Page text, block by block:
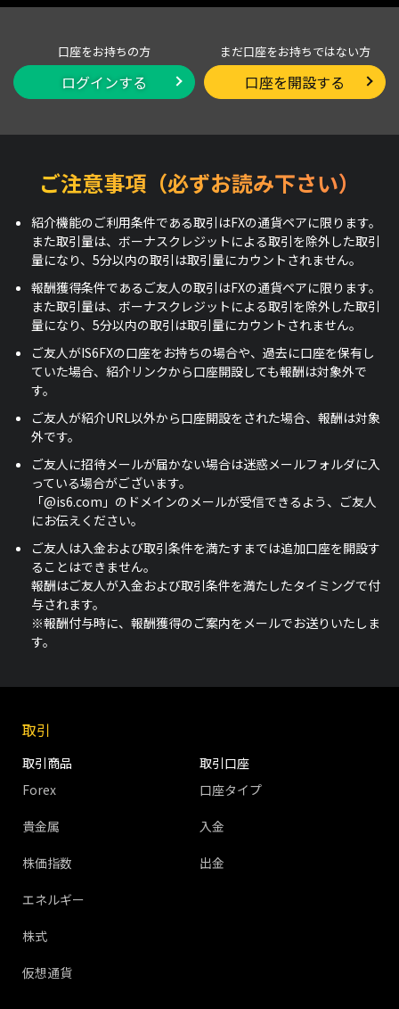
口座をお持ちの方
ログインする
まだ口座をお持ちではない方
口座を開設する
ご注意事項（必ずお読み下さい）
紹介機能のご利用条件である取引はFXの通貨ペアに限ります。
また取引量は、ボーナスクレジットによる取引を除外した取引
量になり、5分以内の取引は取引量にカウントされません。
報酬獲得条件であるご友人の取引はFXの通貨ペアに限ります。
また取引量は、ボーナスクレジットによる取引を除外した取引
量になり、5分以内の取引は取引量にカウントされません。
ご友人がIS6FXの口座をお持ちの場合や、過去に口座を保有し
ていた場合、紹介リンクから口座開設しても報酬は対象外で
す。
ご友人が紹介URL以外から口座開設をされた場合、報酬は対象
外です。
ご友人に招待メールが届かない場合は迷惑メールフォルダに入
っている場合がございます。
「@is6.com」のドメインのメールが受信できるよう、ご友人
にお伝えください。
ご友人は入金および取引条件を満たすまでは追加口座を開設す
ることはできません。
報酬はご友人が入金および取引条件を満たしたタイミングで付
与されます。
※報酬付与時に、報酬獲得のご案内をメールでお送りいたしま
す。
取引
取引商品
Forex
貴金属
株価指数
エネルギー
株式
仮想通貨
取引口座
口座タイプ
入金
出金